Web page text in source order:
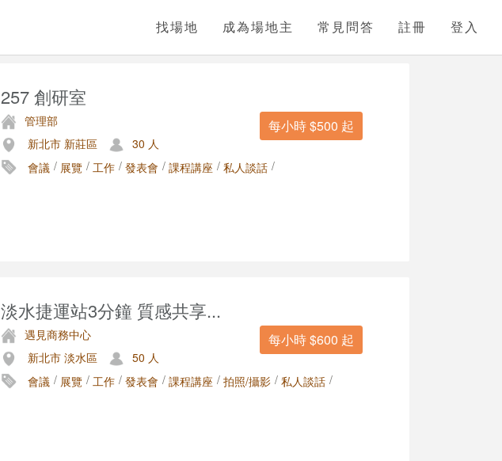
找場地 成為場地主 常見問答 註冊 登入
257 創研室
每小時 $500 起
管理部
新北市 新莊區
30 人
會議 / 展覽 / 工作 / 發表會 / 課程講座 / 私人談話 /
淡水捷運站3分鐘 質感共享...
每小時 $600 起
遇見商務中心
新北市 淡水區
50 人
會議 / 展覽 / 工作 / 發表會 / 課程講座 / 拍照/攝影 / 私人談話 /